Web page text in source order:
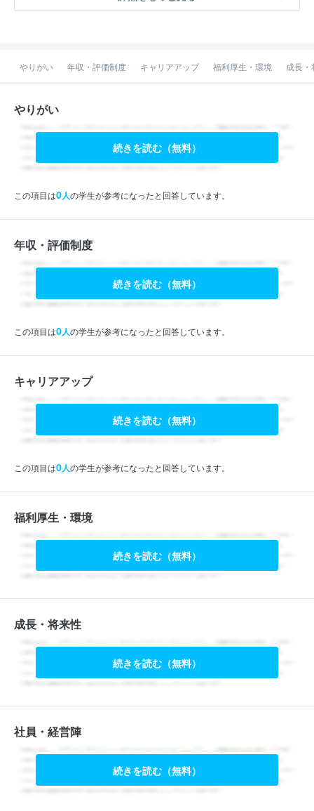
やりがい 年収・評価制度 キャリアアップ 福利厚生・環境 成長・
やりがい
続きを読む（無料）
この項目は0人の学生が参考になったと回答しています。
年収・評価制度
続きを読む（無料）
この項目は0人の学生が参考になったと回答しています。
キャリアアップ
続きを読む（無料）
この項目は0人の学生が参考になったと回答しています。
福利厚生・環境
続きを読む（無料）
成長・将来性
続きを読む（無料）
社員・経営陣
続きを読む（無料）